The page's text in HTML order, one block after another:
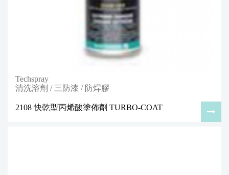
Techspray
清洗溶劑 / 三防漆 / 防焊膠
2108 快乾型丙烯酸塗佈劑 TURBO-COAT